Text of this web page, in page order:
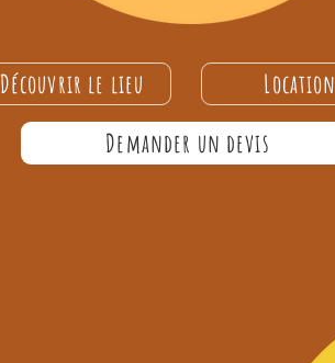
Découvrir le lieu
Location
Demander un devis